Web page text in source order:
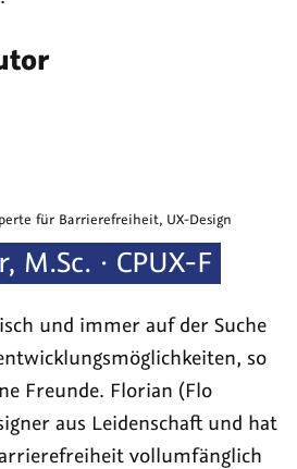
, M.Sc. · CPUX-F
für Barrierefreiheit, UX-Design
und immer auf der Suche
so
Freunde. Florian (Flo
aus Leidenschaft und hat
vollumfänglich